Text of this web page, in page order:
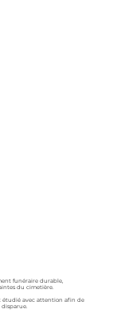
funéraire durable,
du cimetière.
étudié avec attention afin de